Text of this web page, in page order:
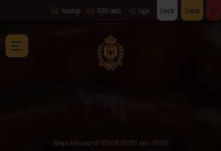
Fanshop KVM Deals Login Events Tickets VIP
Gepubliceerd 03/08/2023 om 11:36